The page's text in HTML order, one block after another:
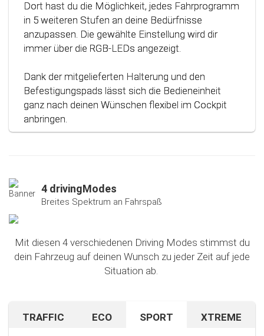
Dort hast du die Möglichkeit, jedes Fahrprogramm
in 5 weiteren Stufen an deine Bedürfnisse
anzupassen. Die gewählte Einstellung wird dir
immer über die RGB-LEDs angezeigt.
Dank der mitgelieferten Halterung und den
Befestigungspads lässt sich die Bedieneinheit
ganz nach deinen Wünschen flexibel im Cockpit
anbringen.
4 drivingModes
Breites Spektrum an Fahrspaß
Mit diesen 4 verschiedenen Driving Modes stimmst du
dein Fahrzeug auf deinen Wunsch zu jeder Zeit auf jede
Situation ab.
TRAFFIC ECO SPORT XTREME
Bist du auf unbekanntem Terrain oder in dichtem
Sparen beim Fahren? Mit diesem cleveren
Falls du nach dem Ausprobieren unseres Sport-